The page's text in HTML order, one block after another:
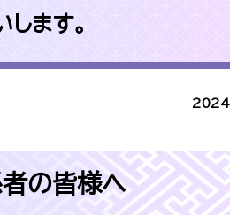
ます。
2024
者の皆様へ